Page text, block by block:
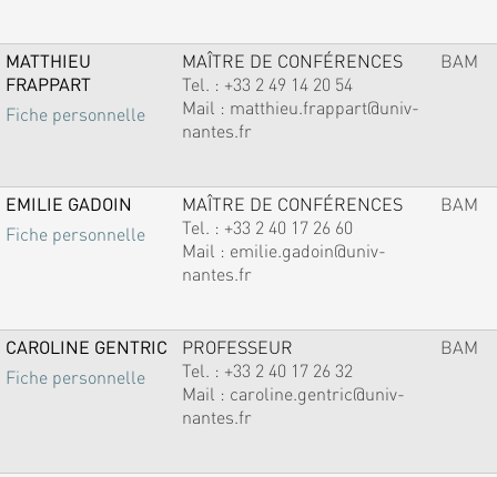
MATTHIEU
FRAPPART
Fiche personnelle
MAÎTRE DE CONFÉRENCES
Tel. : +33 2 49 14 20 54
Mail : matthieu.frappart@univ-
nantes.fr
BAM
EMILIE GADOIN
Fiche personnelle
MAÎTRE DE CONFÉRENCES
Tel. : +33 2 40 17 26 60
Mail : emilie.gadoin@univ-
nantes.fr
BAM
CAROLINE GENTRIC
Fiche personnelle
PROFESSEUR
Tel. : +33 2 40 17 26 32
Mail : caroline.gentric@univ-
nantes.fr
BAM